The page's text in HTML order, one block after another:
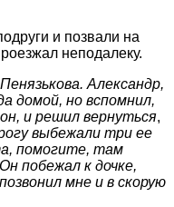
и позвали на
неподалеку.
Александр,
домой, но вспомнил,
и решил вернуться,
выбежали три ее
помогите, там
побежал к дочке,
мне и в скорую